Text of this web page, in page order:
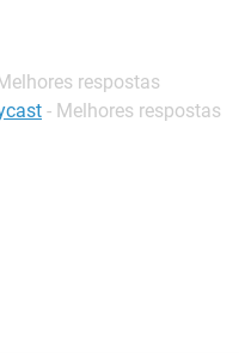
respostas
- Melhores respostas